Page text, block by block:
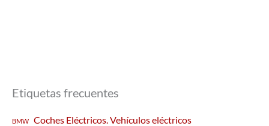
Etiquetas frecuentes
BMW
Coches Eléctricos. Vehículos eléctricos